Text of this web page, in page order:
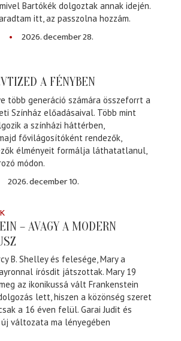
Bartókék dolgoztak annak idején.
itt, az passzolna hozzám.
2026. december 28.
A FÉNYBEN
több generáció számára összeforrt a
Színház előadásaival. Több mint
a színházi háttérben,
fővilágosítóként rendezők,
élményeit formálja láthatatlanul,
módon.
2026. december 10.
– AVAGY A MODERN
B. Shelley és felesége, Mary a
írósdit játszottak. Mary 19
az ikonikussá vált Frankenstein
lett, hiszen a közönség szeret
a 16 éven felül. Garai Judit és
változata ma lényegében